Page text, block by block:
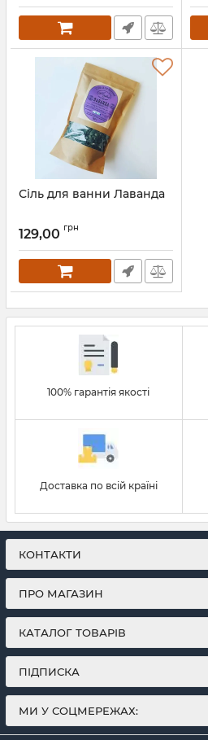
Сіль для ванни Лаванда
129,00 грн
100% гарантія якості
Доставка по всій країні
КОНТАКТИ
ПРО МАГАЗИН
КАТАЛОГ ТОВАРІВ
ПІДПИСКА
МИ У СОЦМЕРЕЖАХ: